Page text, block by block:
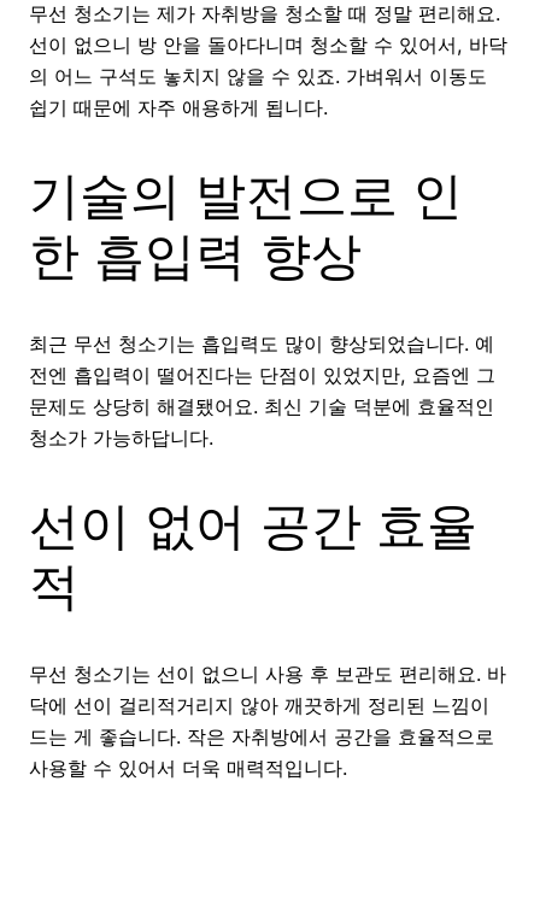
무선 청소기는 제가 자취방을 청소할 때 정말 편리해요.
선이 없으니 방 안을 돌아다니며 청소할 수 있어서, 바닥
의 어느 구석도 놓치지 않을 수 있죠. 가벼워서 이동도
쉽기 때문에 자주 애용하게 됩니다.
기술의 발전으로 인
한 흡입력 향상
최근 무선 청소기는 흡입력도 많이 향상되었습니다. 예
전엔 흡입력이 떨어진다는 단점이 있었지만, 요즘엔 그
문제도 상당히 해결됐어요. 최신 기술 덕분에 효율적인
청소가 가능하답니다.
선이 없어 공간 효율
적
무선 청소기는 선이 없으니 사용 후 보관도 편리해요. 바
닥에 선이 걸리적거리지 않아 깨끗하게 정리된 느낌이
드는 게 좋습니다. 작은 자취방에서 공간을 효율적으로
사용할 수 있어서 더욱 매력적입니다.